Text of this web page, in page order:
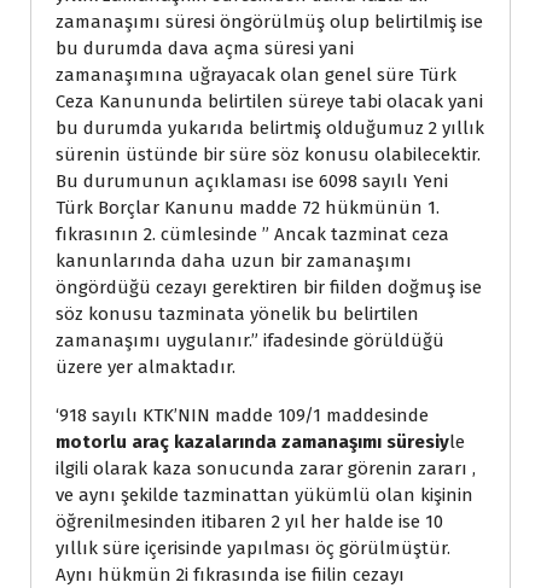
zamanaşımı süresi öngörülmüş olup belirtilmiş ise
bu durumda dava açma süresi yani
zamanaşımına uğrayacak olan genel süre Türk
Ceza Kanununda belirtilen süreye tabi olacak yani
bu durumda yukarıda belirtmiş olduğumuz 2 yıllık
sürenin üstünde bir süre söz konusu olabilecektir.
Bu durumunun açıklaması ise 6098 sayılı Yeni
Türk Borçlar Kanunu madde 72 hükmünün 1.
fıkrasının 2. cümlesinde ” Ancak tazminat ceza
kanunlarında daha uzun bir zamanaşımı
öngördüğü cezayı gerektiren bir fiilden doğmuş ise
söz konusu tazminata yönelik bu belirtilen
zamanaşımı uygulanır.” ifadesinde görüldüğü
üzere yer almaktadır.
‘918 sayılı KTK’NIN madde 109/1 maddesinde
motorlu araç kazalarında zamanaşımı süresiyle
ilgili olarak kaza sonucunda zarar görenin zararı ,
ve aynı şekilde tazminattan yükümlü olan kişinin
öğrenilmesinden itibaren 2 yıl her halde ise 10
yıllık süre içerisinde yapılması öç görülmüştür.
Aynı hükmün 2i fıkrasında ise fiilin cezayı